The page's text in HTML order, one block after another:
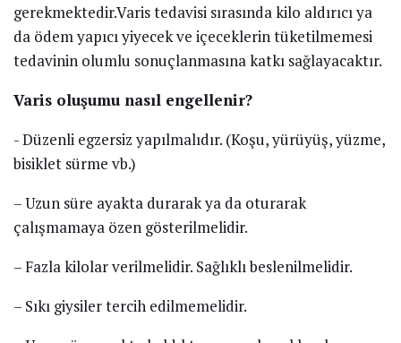
gerekmektedir.Varis tedavisi sırasında kilo aldırıcı ya
da ödem yapıcı yiyecek ve içeceklerin tüketilmemesi
tedavinin olumlu sonuçlanmasına katkı sağlayacaktır.
Varis oluşumu nasıl engellenir?
​​​​- Düzenli egzersiz yapılmalıdır. (Koşu, yürüyüş, yüzme,
bisiklet sürme vb.)
– Uzun süre ayakta durarak ya da oturarak
çalışmamaya özen gösterilmelidir.
– Fazla kilolar verilmelidir. Sağlıklı beslenilmelidir.
– Sıkı giysiler tercih edilmemelidir.